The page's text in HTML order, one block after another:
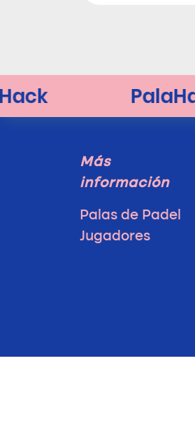
Más
información
Palas de Padel
Jugadores